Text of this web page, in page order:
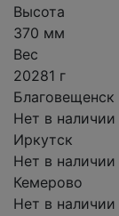
Высота
370 мм
Вес
20281 г
Благовещенск
Нет в наличии
Иркутск
Нет в наличии
Кемерово
Нет в наличии